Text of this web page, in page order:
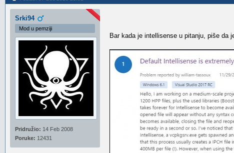
Srki94
Mod u pemziji
Pridružio: 14 Feb 2008
Poruke: 12431
Bar kada je intellisense u pitanju, piše da